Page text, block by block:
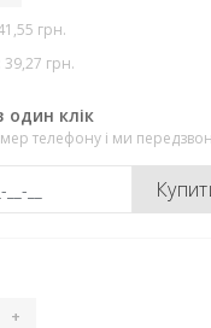
грн.
грн.
один клік
телефону і ми
+